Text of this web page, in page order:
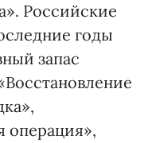
Российские
годы
запас
операция»,